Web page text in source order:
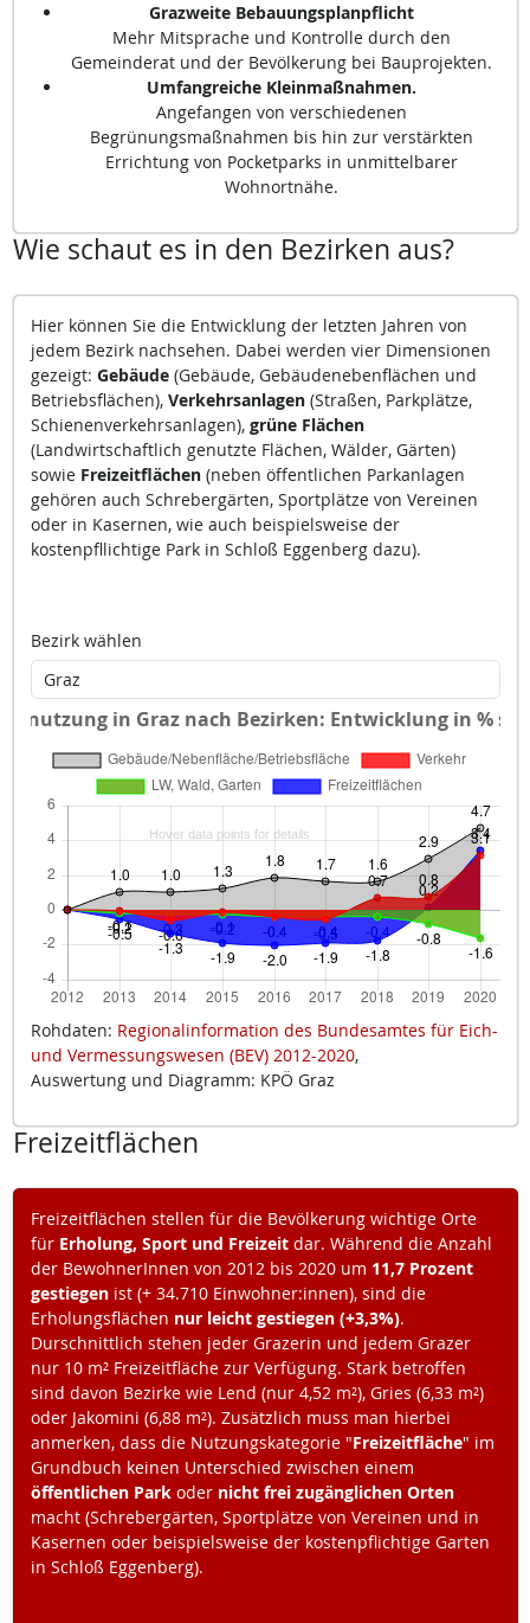
Grazweite Bebauungsplanpflicht
Mehr Mitsprache und Kontrolle durch den
Gemeinderat und der Bevölkerung bei Bauprojekten.
Umfangreiche Kleinmaßnahmen.
Angefangen von verschiedenen
Begrünungsmaßnahmen bis hin zur verstärkten
Errichtung von Pocketparks in unmittelbarer
Wohnortnähe.
Wie schaut es in den Bezirken aus?
Hier können Sie die Entwicklung der letzten Jahren von
jedem Bezirk nachsehen. Dabei werden vier Dimensionen
gezeigt: Gebäude (Gebäude, Gebäudenebenflächen und
Betriebsflächen), Verkehrsanlagen (Straßen, Parkplätze,
Schienenverkehrsanlagen), grüne Flächen
(Landwirtschaftlich genutzte Flächen, Wälder, Gärten)
sowie Freizeitflächen (neben öffentlichen Parkanlagen
gehören auch Schrebergärten, Sportplätze von Vereinen
oder in Kasernen, wie auch beispielsweise der
kostenpfllichtige Park in Schloß Eggenberg dazu).
Bezirk wählen
Rohdaten: Regionalinformation des Bundesamtes für Eich-
und Vermessungswesen (BEV) 2012-2020,
Auswertung und Diagramm: KPÖ Graz
Freizeitflächen
Freizeitflächen stellen für die Bevölkerung wichtige Orte
für Erholung, Sport und Freizeitdar. Während die Anzahl
der BewohnerInnen von 2012 bis 2020 um 11,7 Prozent
gestiegenist (+ 34.710 Einwohner:innen), sind die
Erholungsflächen nur leicht gestiegen (+3,3%).
Durschnittlich stehen jeder Grazerin und jedem Grazer
nur 10 m² Freizeitfläche zur Verfügung. Stark betroffen
sind davon Bezirke wie Lend (nur 4,52 m²), Gries (6,33 m²)
oder Jakomini (6,88 m²). Zusätzlich muss man hierbei
anmerken, dass die Nutzungskategorie "Freizeitfläche" im
Grundbuch keinen Unterschied zwischen einem
öffentlichen Parkoder nicht frei zugänglichen Orten
macht (Schrebergärten, Sportplätze von Vereinen und in
Kasernen oder beispielsweise der kostenpflichtige Garten
in Schloß Eggenberg).